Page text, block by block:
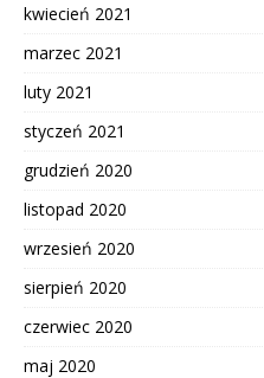
kwiecień 2021
marzec 2021
luty 2021
styczeń 2021
grudzień 2020
listopad 2020
wrzesień 2020
sierpień 2020
czerwiec 2020
maj 2020